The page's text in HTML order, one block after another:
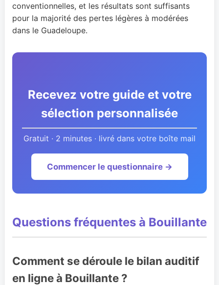
conventionnelles, et les résultats sont suffisants
pour la majorité des pertes légères à modérées
dans le Guadeloupe.
Recevez votre guide et votre
sélection personnalisée
Gratuit · 2 minutes · livré dans votre boîte mail
Commencer le questionnaire →
Questions fréquentes à Bouillante
Comment se déroule le bilan auditif
en ligne à Bouillante ?